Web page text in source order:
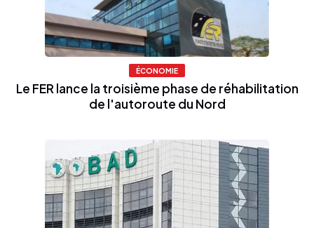
ÉCONOMIE
Le FER lance la troisième phase de réhabilitation
de l'autoroute du Nord